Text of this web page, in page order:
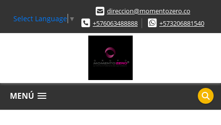
Select Language ▼
direccion@momentozero.co
+576063488888
+573206881540
MENÚ